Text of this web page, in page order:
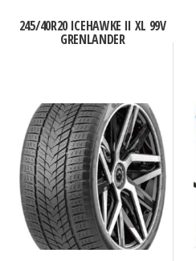
245/40R20 ICEHAWKE II XL 99V
GRENLANDER